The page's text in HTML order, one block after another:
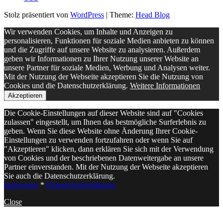
Stolz präsentiert von WordPress | Theme: Head Blog
Wir verwenden Cookies, um Inhalte und Anzeigen zu
personalisieren, Funktionen für soziale Medien anbieten zu können
und die Zugriffe auf unsere Website zu analysieren. Außerdem
geben wir Informationen zu Ihrer Nutzung unserer Website an
unsere Partner für soziale Medien, Werbung und Analysen weiter.
Mit der Nutzung der Webseite akzeptieren Sie die Nutzung von
Cookies und die Datenschutzerklärung. Weitere Informationen
Akzeptieren
Die Cookie-Einstellungen auf dieser Website sind auf "Cookies
zulassen" eingestellt, um Ihnen das bestmögliche Surferlebnis zu
geben. Wenn Sie diese Website ohne Änderung Ihrer Cookie-
Einstellungen zu verwenden fortzufahren oder wenn Sie auf
"Akzeptieren" klicken, dann erklären Sie sich mit der Verwendung
von Cookies und der beschriebenen Datenweitergabe an unsere
Partner einverstanden. Mit der Nutzung der Webseite akzeptieren
Sie auch die Datenschutzerklärung.
Impressum * Datenschutzerklärung
Close